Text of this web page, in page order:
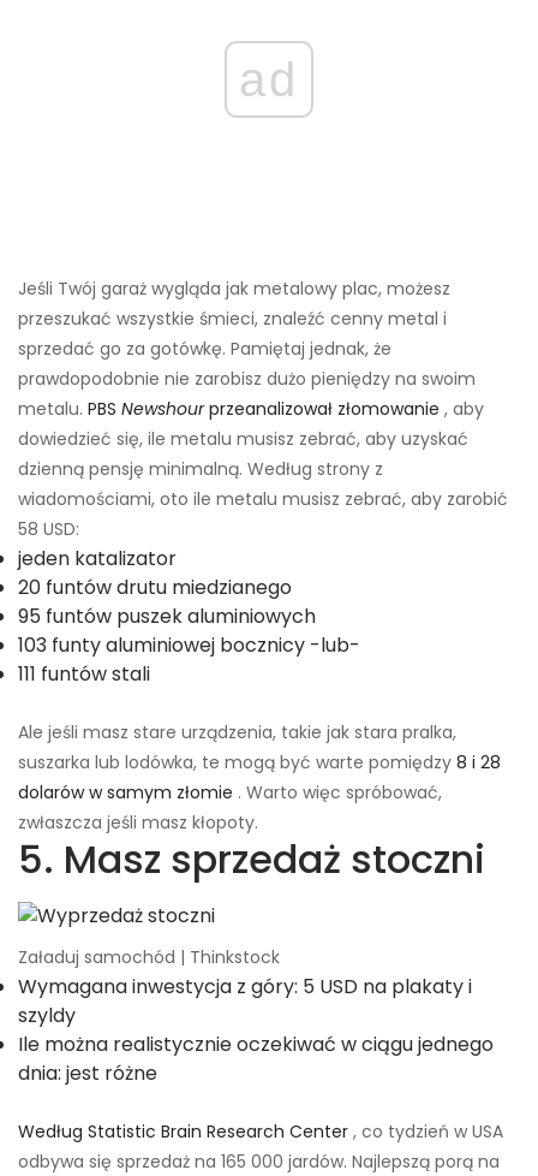
ad
Jeśli Twój garaż wygląda jak metalowy plac, możesz
przeszukać wszystkie śmieci, znaleźć cenny metal i
sprzedać go za gotówkę. Pamiętaj jednak, że
prawdopodobnie nie zarobisz dużo pieniędzy na swoim
metalu. PBS Newshourprzeanalizował złomowanie , aby
dowiedzieć się, ile metalu musisz zebrać, aby uzyskać
dzienną pensję minimalną. Według strony z
wiadomościami, oto ile metalu musisz zebrać, aby zarobić
58 USD:
jeden katalizator
20 funtów drutu miedzianego
95 funtów puszek aluminiowych
103 funty aluminiowej bocznicy -lub-
111 funtów stali
Ale jeśli masz stare urządzenia, takie jak stara pralka,
suszarka lub lodówka, te mogą być warte pomiędzy 8 i 28
dolarów w samym złomie . Warto więc spróbować,
zwłaszcza jeśli masz kłopoty.
5. Masz sprzedaż stoczni
Załaduj samochód | Thinkstock
Wymagana inwestycja z góry: 5 USD na plakaty i
szyldy
Ile można realistycznie oczekiwać w ciągu jednego
dnia: jest różne
Według Statistic Brain Research Center , co tydzień w USA
odbywa się sprzedaż na 165 000 jardów. Najlepszą porą na